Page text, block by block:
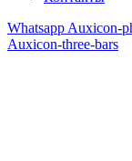
Whatsapp Auxicon-
Auxicon-three-bars